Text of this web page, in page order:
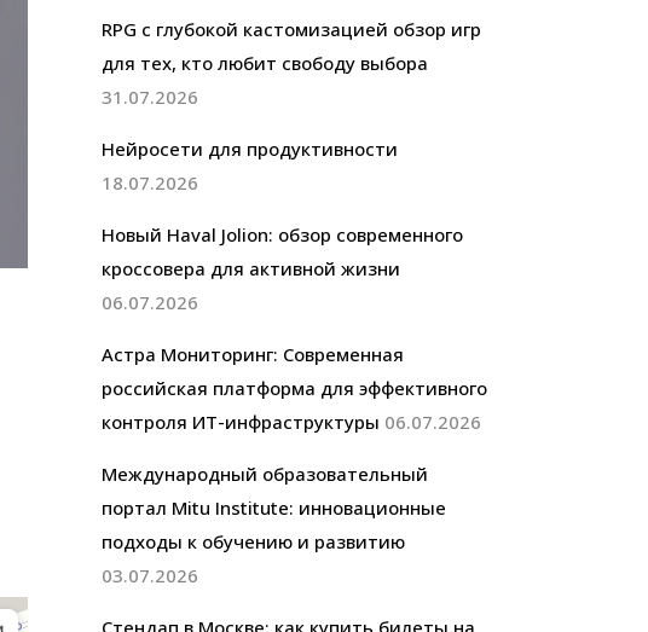
RPG с глубокой кастомизацией обзор игр
для тех, кто любит свободу выбора
31.07.2026
Нейросети для продуктивности
18.07.2026
Новый Haval Jolion: обзор современного
кроссовера для активной жизни
06.07.2026
Астра Мониторинг: Современная
российская платформа для эффективного
контроля ИТ-инфраструктуры 06.07.2026
Международный образовательный
портал Mitu Institute: инновационные
подходы к обучению и развитию
03.07.2026
Стендап в Москве: как купить билеты на